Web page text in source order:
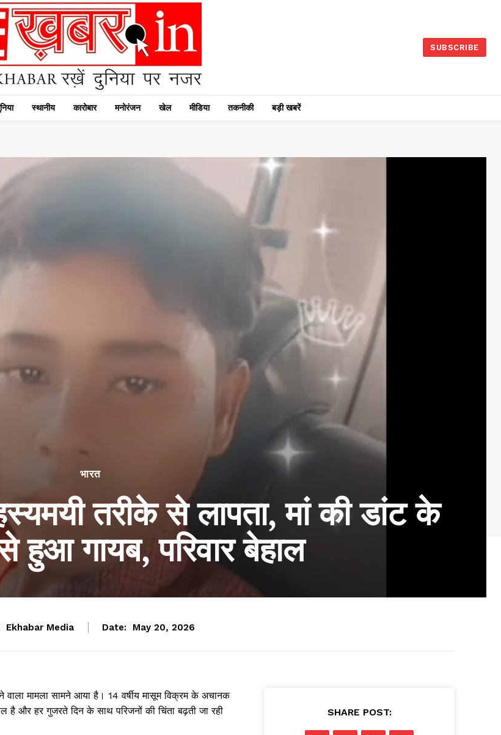
SUBSCRIBE
स्थानीय कारोबार मनोरंजन खेल मीडिया तकनीकी बड़ी खबरें
भारत
तरीके से लापता, मां की डांट के
हुआ गायब, परिवार बेहाल
Ekhabar Media Date: May 20, 2026
मामला सामने आया है। 14 वर्षीय मासूम विक्रम के अचानक
है और हर गुजरते दिन के साथ परिजनों की चिंता बढ़ती जा रही
SHARE POST: